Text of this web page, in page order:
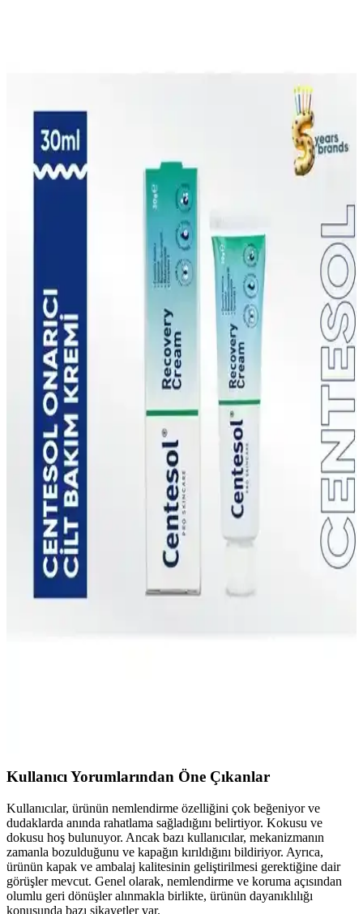
Görkito Makyaj Süngeri Karşılaştırması Bordo ve
Lila Versiyonları
İki popüler Görkito makyaj süngeri olan bordo ve lila modellerinin
özellikleri, kullanıcı yorumları ve performans karşılaştırmasıyla
makyaj uygulamalarınızı geliştirin.
Görkito Centesol ve NIVEA Dudak Bakım Ürünleri
İki popüler dudak bakımı ürününü karşılaştırıyoruz: Görkito
Centesol ve NIVEA dudak stick. Her biri farklı özellikler sunar;
SPF, nemlendirme ve kullanım kolaylığı gibi detaylar değerlendirilir.
Görkito Makyaj Süngeri: Yüksek Kalite ve Çok
Yönlü Kullanım İmkanıyla Makyajda Yeni Dönem
Görkito makyaj süngeri, ıslak ve kuru kullanım, emmeyen gözenek
yapısı ve çok fonksiyonlu tasarımıyla makyajda devrim yaratıyor,
pratik ve doğal sonuçlar sağlar.
Görkito Centesol Onarıcı Vücut Losyonu:
Derinlemesine Nemlendirme ve Yenileme
Görkito Centesol Onarıcı Vücut Losyonu, cildinizi onararak
derinlemesine nemlendiren ve yenileme sağlayan etkili bir formülle
geliştirilmiştir. Hem yetişkinler, hem çocuklar için uygundur.
Görkito Centesol Onarıcı Kompleks: Tüm Cilt
Tipleri için Nemlendirici ve Onarıcı Serum
Görkito Centesol Onarıcı Kompleks, cildinizi derinlemesine
nemlendirir ve onarır. Niacinamide, Resveratrol ve Squalane ile
Kullanıcı Yorumlarından Öne Çıkanlar
Kullanıcılar, ürünün nemlendirme özelliğini çok beğeniyor ve
dudaklarda anında rahatlama sağladığını belirtiyor. Kokusu ve
dokusu hoş bulunuyor. Ancak bazı kullanıcılar, mekanizmanın
zamanla bozulduğunu ve kapağın kırıldığını bildiriyor. Ayrıca,
ürünün kapak ve ambalaj kalitesinin geliştirilmesi gerektiğine dair
görüşler mevcut. Genel olarak, nemlendirme ve koruma açısından
olumlu geri dönüşler alınmakla birlikte, ürünün dayanıklılığı
konusunda bazı şikayetler var.